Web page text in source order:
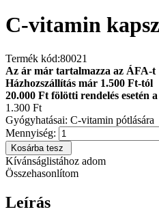
C-vitamin
Termék kód:80021
Az ár már tartalmazza az ÁFA-t
Házhozszállítás már 1.500 Ft-tól
20.000 Ft fölötti rendelés esetén
1.300 Ft
Gyógyhatásai: C-vitamin pótlására
Mennyiség:
Kosárba tesz
Kívánságlistához adom
Összehasonlítom
Leírás